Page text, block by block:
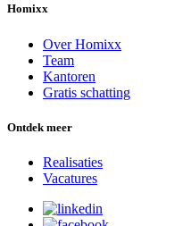
Homixx
Over Homixx
Team
Kantoren
Gratis schatting
Ontdek meer
Realisaties
Vacatures